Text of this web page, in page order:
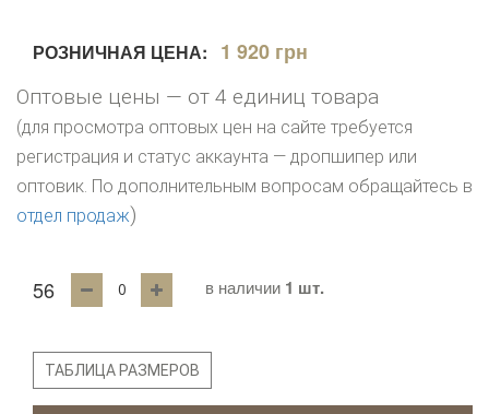
РОЗНИЧНАЯ ЦЕНА: 1 920 грн
Оптовые цены — от 4 единиц товара
(для просмотра оптовых цен на сайте требуется
регистрация и статус аккаунта — дропшипер или
оптовик. По дополнительным вопросам обращайтесь в
отдел продаж)
56 в наличии 1 шт.
ТАБЛИЦА РАЗМЕРОВ